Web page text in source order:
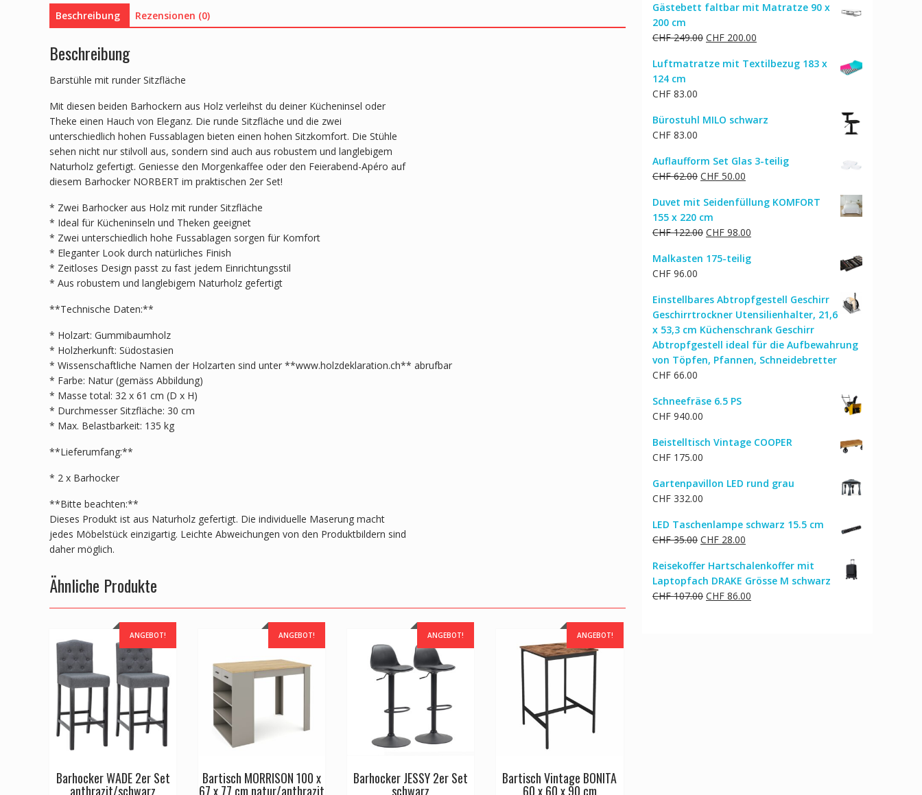
Beschreibung Rezensionen (0)
Beschreibung
Barstühle mit runder Sitzfläche
Mit diesen beiden Barhockern aus Holz verleihst du deiner Kücheninsel oder
Theke einen Hauch von Eleganz. Die runde Sitzfläche und die zwei
unterschiedlich hohen Fussablagen bieten einen hohen Sitzkomfort. Die Stühle
sehen nicht nur stilvoll aus, sondern sind auch aus robustem und langlebigem
Naturholz gefertigt. Geniesse den Morgenkaffee oder den Feierabend-Apéro auf
diesem Barhocker NORBERT im praktischen 2er Set!
* Zwei Barhocker aus Holz mit runder Sitzfläche
* Ideal für Kücheninseln und Theken geeignet
* Zwei unterschiedlich hohe Fussablagen sorgen für Komfort
* Eleganter Look durch natürliches Finish
* Zeitloses Design passt zu fast jedem Einrichtungsstil
* Aus robustem und langlebigem Naturholz gefertigt
**Technische Daten:**
* Holzart: Gummibaumholz
* Holzherkunft: Südostasien
* Wissenschaftliche Namen der Holzarten sind unter **www.holzdeklaration.ch** abrufbar
* Farbe: Natur (gemäss Abbildung)
* Masse total: 32 x 61 cm (D x H)
* Durchmesser Sitzfläche: 30 cm
* Max. Belastbarkeit: 135 kg
**Lieferumfang:**
* 2 x Barhocker
**Bitte beachten:**
Dieses Produkt ist aus Naturholz gefertigt. Die individuelle Maserung macht
jedes Möbelstück einzigartig. Leichte Abweichungen von den Produktbildern sind
daher möglich.
Ähnliche Produkte
ANGEBOT!
Barhocker WADE 2er Set
anthrazit/schwarz
ANGEBOT!
Bartisch MORRISON 100 x
67 x 77 cm natur/anthrazit
ANGEBOT!
Barhocker JESSY 2er Set
schwarz
ANGEBOT!
Bartisch Vintage BONITA
60 x 60 x 90 cm
Gästebett faltbar mit Matratze 90 x
200 cm
CHF249.00 Ursprünglicher
war:
CHF 200.00
ist:
Luftmatratze mit Textilbezug 183 x
124 cm
CHF 83.00
Bürostuhl MILO schwarz
CHF 83.00
Auflaufform Set Glas 3-teilig
CHF62.00 Ursprünglicher
war:
CHF 62.00
CHF 50.00
ist:
Duvet mit Seidenfüllung KOMFORT
155 x 220 cm
CHF122.00 Ursprünglicher
war:
CHF 98.00
ist:
Malkasten 175-teilig
CHF 96.00
Einstellbares Abtropfgestell Geschirr
Geschirrtrockner Utensilienhalter, 21,6
x 53,3 cm Küchenschrank Geschirr
Abtropfgestell ideal für die Aufbewahrung
von Töpfen, Pfannen, Schneidebretter
CHF 66.00
Schneefräse 6.5 PS
CHF 940.00
Beistelltisch Vintage COOPER
CHF 175.00
Gartenpavillon LED rund grau
CHF 332.00
LED Taschenlampe schwarz 15.5 cm
CHF35.00 Ursprünglicher
war:
CHF 35.00
CHF 28.00
ist:
CHF 28.00.
Reisekoffer Hartschalenkoffer mit
Laptopfach DRAKE Grösse M schwarz
CHF107.00 Ursprünglicher
CHF 86.00